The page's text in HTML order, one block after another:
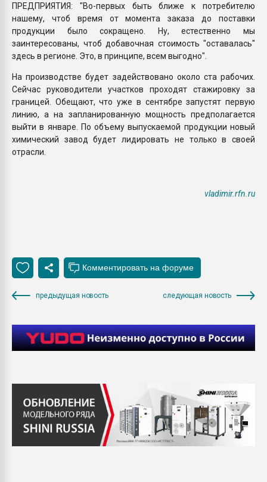
ПРЕДПРИЯТИЯ: "Во-первых быть ближе к потребителю
нашему, чтоб время от момента заказа до поставки
продукции было сокращено. Ну, естественно мы
заинтересованы, чтоб добавочная стоимость "оставалась"
здесь в регионе. Это, в принципе, всем выгодно".
На производстве будет задействовано около ста рабочих.
Сейчас руководители участков проходят стажировку за
границей. Обещают, что уже в сентябре запустят первую
линию, а на запланированную мощность предполагается
выйти в январе. По объему выпускаемой продукции новый
химический завод будет лидировать не только в своей
отрасли.
vladimir.rfn.ru
предыдущая новость следующая новость